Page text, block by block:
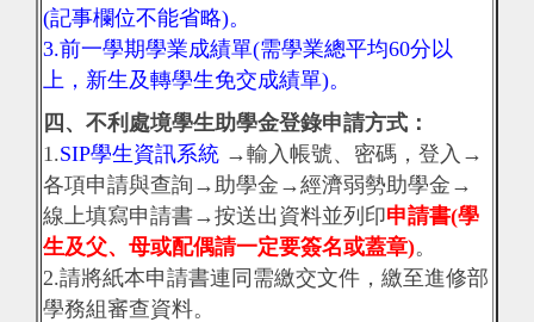
(記事欄位不能省略)。
3.前一學期學業成績單(需學業總平均60分以
上，新生及轉學生免交成績單)。
四、不利處境學生助學金登錄申請方式：
1.SIP學生資訊系統 →輸入帳號、密碼，登入→
各項申請與查詢→助學金→經濟弱勢助學金→
線上填寫申請書→按送出資料並列印申請書(學
生及父、母或配偶請一定要簽名或蓋章)。
2.請將紙本申請書連同需繳交文件，繳至進修部
學務組審查資料。